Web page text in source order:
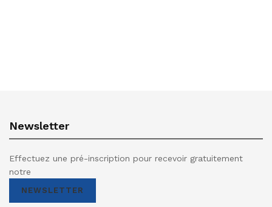
Newsletter
Effectuez une pré-inscription pour recevoir gratuitement
notre
NEWSLETTER